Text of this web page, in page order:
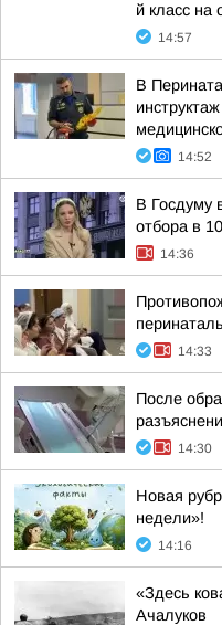
й класс на
14:57
В
14:52
В Госдуму
отбора в
14:36
14:33
После
14:30
Новая
недели»!
14:16
«Здесь
Ачалуков